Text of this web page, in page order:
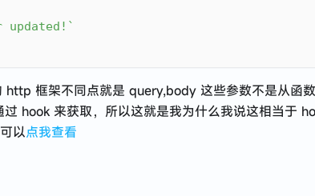
updated! `
http 框架不同点就是 query,body 这些参数不是从函
hook 来获取，所以这就是我为什么我说这相当于
以点我查看